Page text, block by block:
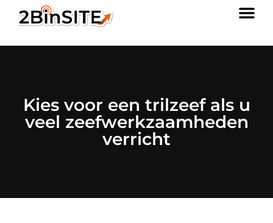
Kies voor een trilzeef als u
veel zeefwerkzaamheden
verricht